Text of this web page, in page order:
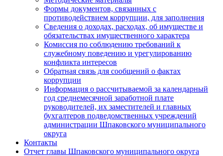
Формы документов, связанных с
противодействием коррупции, для заполнения
Сведения о доходах, расходах, об имуществе и
обязательствах имущественного характера
Комиссия по соблюдению требований к
служебному поведению и урегулированию
конфликта интересов
Обратная связь для сообщений о фактах
коррупции
Информация о рассчитываемой за календарный
год среднемесячной заработной плате
руководителей, их заместителей и главных
бухгалтеров подведомственных учреждений
администрации Шпаковского муниципального
округа
Контакты
Отчет главы Шпаковского муниципального округа